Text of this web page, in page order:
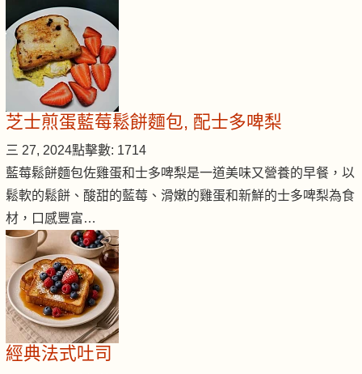
芝士煎蛋藍莓鬆餅麵包, 配士多啤梨
三 27, 2024點擊數: 1714
藍莓鬆餅麵包佐雞蛋和士多啤梨是一道美味又營養的早餐，以
鬆軟的鬆餅、酸甜的藍莓、滑嫩的雞蛋和新鮮的士多啤梨為食
材，口感豐富…
經典法式吐司